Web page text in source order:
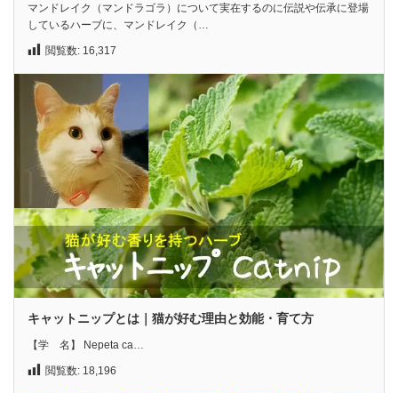
マンドレイク（マンドラゴラ）について実在するのに伝説や伝承に登場
しているハーブに、マンドレイク（…
閲覧数: 16,317
キャットニップとは｜猫が好む理由と効能・育て方
【学 名】 Nepeta ca…
閲覧数: 18,196